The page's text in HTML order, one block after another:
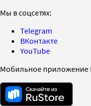
Мы в соцсетях:
Telegram
ВКонтакте
YouTube
Мобильное приложение